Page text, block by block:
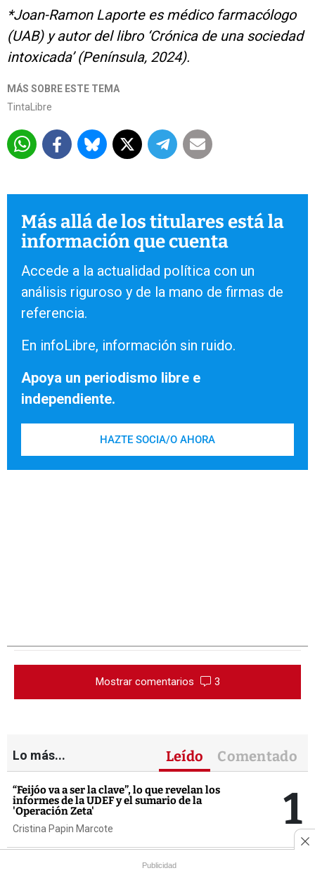
*Joan-Ramon Laporte es médico farmacólogo
(UAB) y autor del libro ‘Crónica de una sociedad
intoxicada’ (Península, 2024).
MÁS SOBRE ESTE TEMA
TintaLibre
Más allá de los titulares está la
información que cuenta
Accede a la actualidad política con un
análisis riguroso y de la mano de firmas de
referencia.
En infoLibre, información sin ruido.
Apoya un periodismo libre e
independiente.
HAZTE SOCIA/O AHORA
Mostrar comentarios 3
Lo más... Leído Comentado
“Feijóo va a ser la clave”, lo que revelan los
informes de la UDEF y el sumario de la
'Operación Zeta'
Cristina Papin Marcote 1
BNG y PSdeG denuncian la exclusión en
Publicidad